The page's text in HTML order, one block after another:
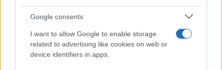
Google consents
I want to allow Google to enable storage
related to advertising like cookies on web or
device identifiers in apps.
Φωτό: IMAGO / Anadolu Agency